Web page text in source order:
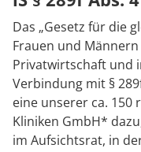
Kontakt
Geriatrie
Nachsorge
Qualität &
Ihr Weg zu
Zuzahlung &
Reha FAQ
Reha
Zuweiser
Das „Gesetz für die
Frauen und
Privatwirtschaft und
Verbindung mit §
eine unserer ca. 150
Kliniken GmbH*
im Aufsichtsrat, in